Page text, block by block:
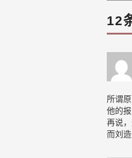
12
所谓
他的
再说
而刘